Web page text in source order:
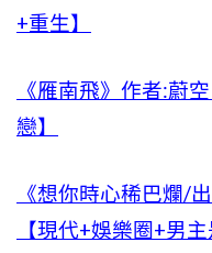
+重生】
《雁南飛》作者:蔚
戀】
《想你時心稀巴爛/
【現代+娛樂圈+男